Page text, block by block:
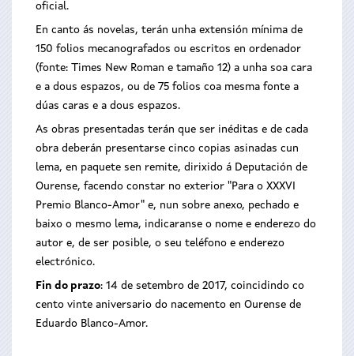
oficial.
En canto ás novelas, terán unha extensión mínima de
150 folios mecanografados ou escritos en ordenador
(fonte: Times New Roman e tamaño 12) a unha soa cara
e a dous espazos, ou de 75 folios coa mesma fonte a
dúas caras e a dous espazos.
As obras presentadas terán que ser inéditas e de cada
obra deberán presentarse cinco copias asinadas cun
lema, en paquete sen remite, dirixido á Deputación de
Ourense, facendo constar no exterior "Para o XXXVI
Premio Blanco-Amor" e, nun sobre anexo, pechado e
baixo o mesmo lema, indicaranse o nome e enderezo do
autor e, de ser posible, o seu teléfono e enderezo
electrónico.
Fin do prazo: 14 de setembro de 2017, coincidindo co
cento vinte aniversario do nacemento en Ourense de
Eduardo Blanco-Amor.